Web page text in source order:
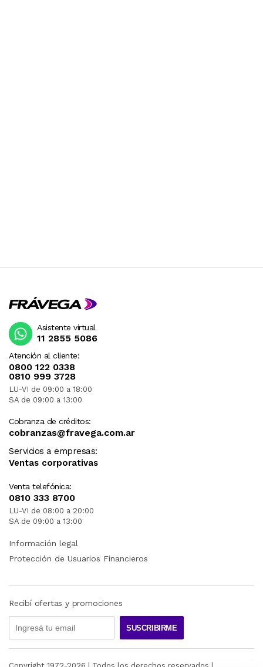
Atención al cliente:
0800 122 0338
0810 999 3728
LU-VI de 09:00 a 18:00
SA de 09:00 a 13:00
Cobranza de créditos:
cobranzas@fravega.com.ar
Servicios a empresas:
Ventas corporativas
Venta telefónica:
0810 333 8700
LU-VI de 08:00 a 20:00
SA de 09:00 a 13:00
Asistente virtual
11 2855 5086
Información legal
Protección de Usuarios Financieros
Recibí ofertas y promociones
SUSCRIBIRME